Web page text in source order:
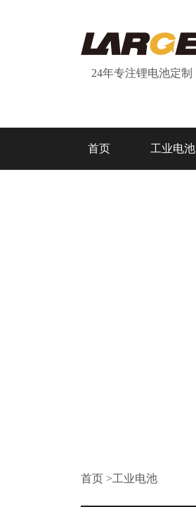
24年专注锂电池定制
首页 工业电池
首页 >工业电池